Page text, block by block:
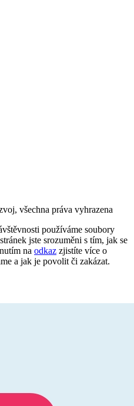
všechna práva vyhrazena
používáme soubory
jste srozuměni s tím, jak se
na odkaz zjistíte více o
a jak je povolit či zakázat.